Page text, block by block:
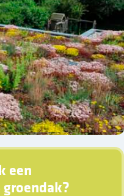
een
groendak?